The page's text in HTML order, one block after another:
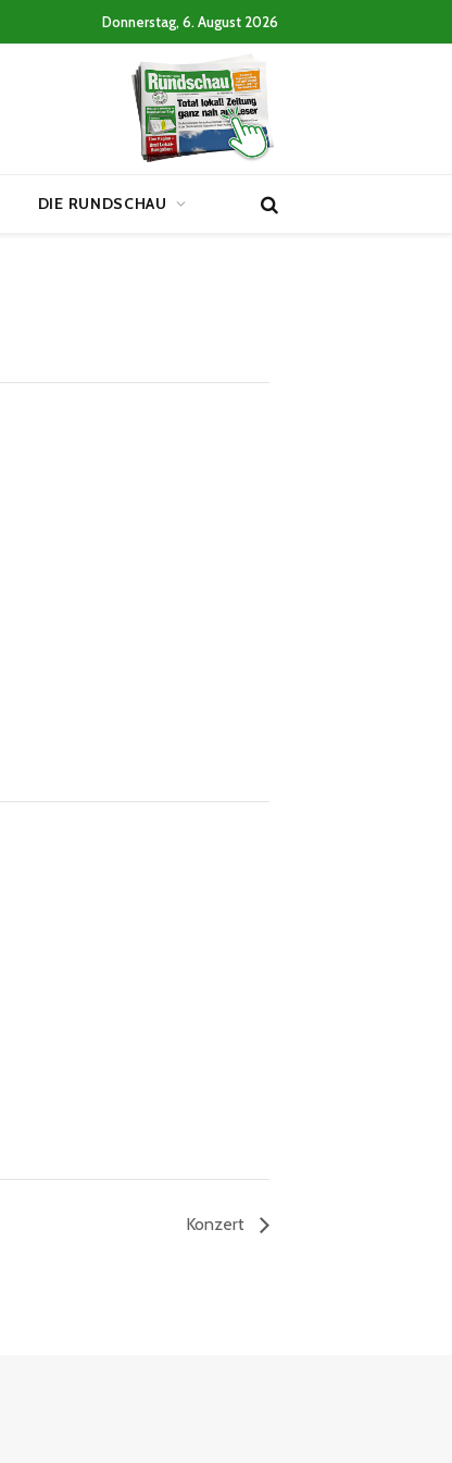
Donnerstag, 6. August 2026
DIE RUNDSCHAU
Konzert